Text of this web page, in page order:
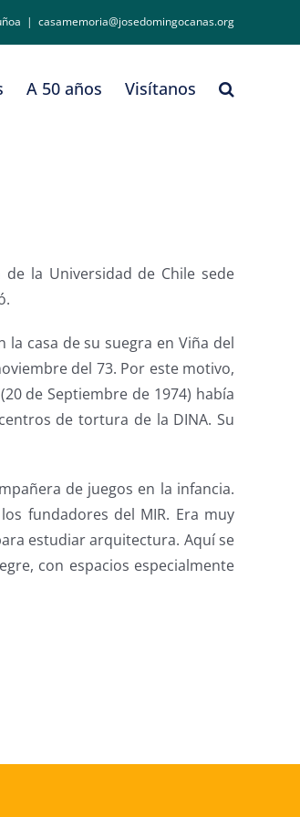
| casamemoria@josedomingocanas.org
A 50 años Visítanos
la Universidad de Chile sede
casa de su suegra en Viña del
del 73. Por este motivo,
de Septiembre de 1974) había
de tortura de la DINA. Su
de juegos en la infancia.
fundadores del MIR. Era muy
estudiar arquitectura. Aquí se
con espacios especialmente